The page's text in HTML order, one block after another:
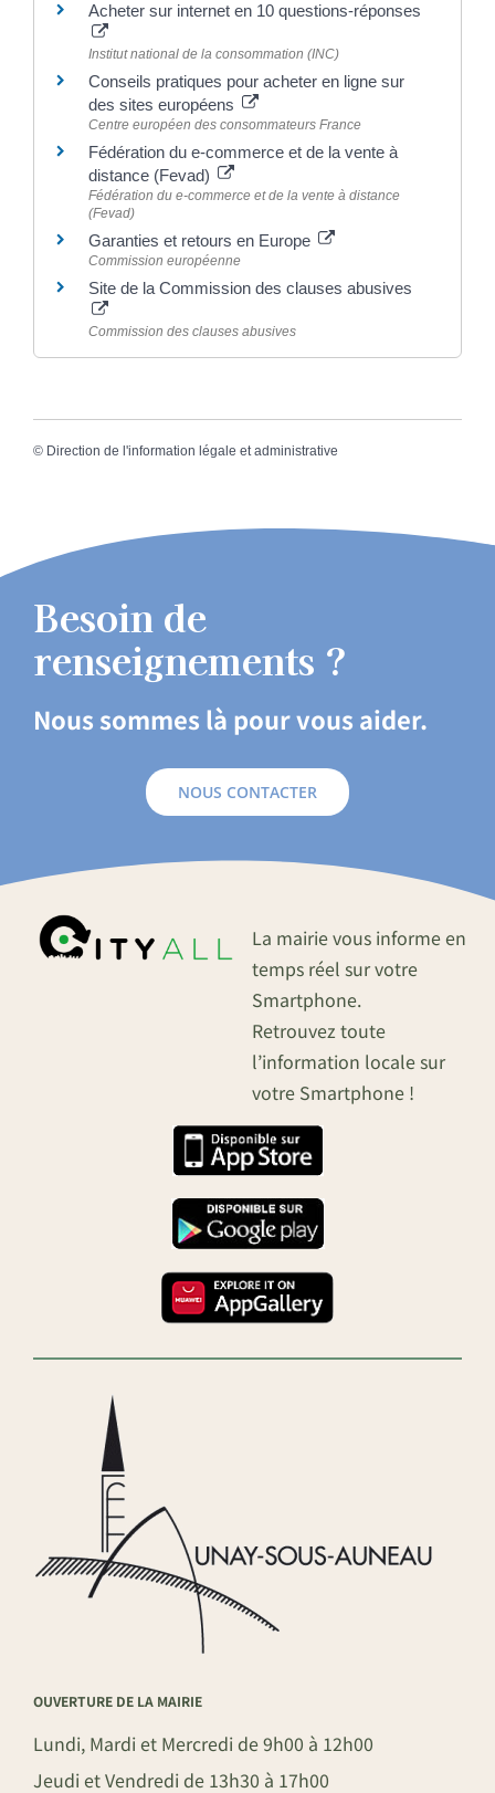
Acheter sur internet en 10 questions-réponses
Institut national de la consommation (INC)
Conseils pratiques pour acheter en ligne sur
des sites européens
Centre européen des consommateurs France
Fédération du e-commerce et de la vente à
distance (Fevad)
Fédération du e-commerce et de la vente à distance
(Fevad)
Garanties et retours en Europe
Commission européenne
Site de la Commission des clauses abusives
Commission des clauses abusives
© Direction de l'information légale et administrative
Besoin de
renseignements ?
Nous sommes là pour vous aider.
NOUS CONTACTER
La mairie vous informe en
temps réel sur votre
Smartphone.
Retrouvez toute
l’information locale sur
votre Smartphone !
OUVERTURE DE LA MAIRIE
Lundi, Mardi et Mercredi de 9h00 à 12h00
Jeudi et Vendredi de 13h30 à 17h00